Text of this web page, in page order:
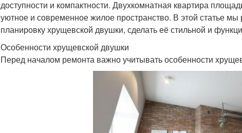
доступности и компактности. Двухкомнатная квартира
уютное и современное жилое пространство. В этой статье
планировку хрущевской двушки, сделать её стильной и
Особенности хрущевской двушки
Перед началом ремонта важно учитывать особенности